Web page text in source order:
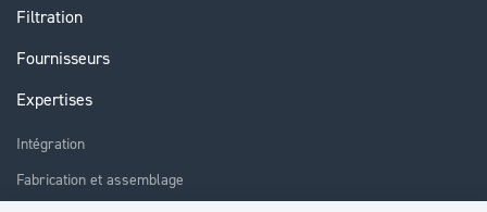
Filtration
Fournisseurs
Expertises
Intégration
Fabrication et assemblage